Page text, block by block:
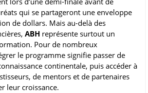
qui se partageront une enveloppe
de dollars. Mais au-delà des
ABH représente surtout un
Pour de nombreux
le programme signifie passer de
continentale, puis accéder à
de mentors et de partenaires
leur croissance.